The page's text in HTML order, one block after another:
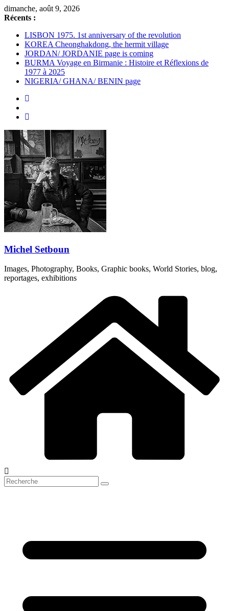
Passer
au
dimanche, août 9, 2026
Récents :
LISBON 1975. 1st anniversary of the revolution
KOREA Cheonghakdong, the hermit village
JORDAN/ JORDANIE page is coming
BURMA Voyage en Birmanie : Histoire et Réflexions de
1977 à 2025
NIGERIA/ GHANA/ BENIN page
Michel Setboun
Images, Photography, Books, Graphic books, World Stories, blog,
reportages, exhibitions